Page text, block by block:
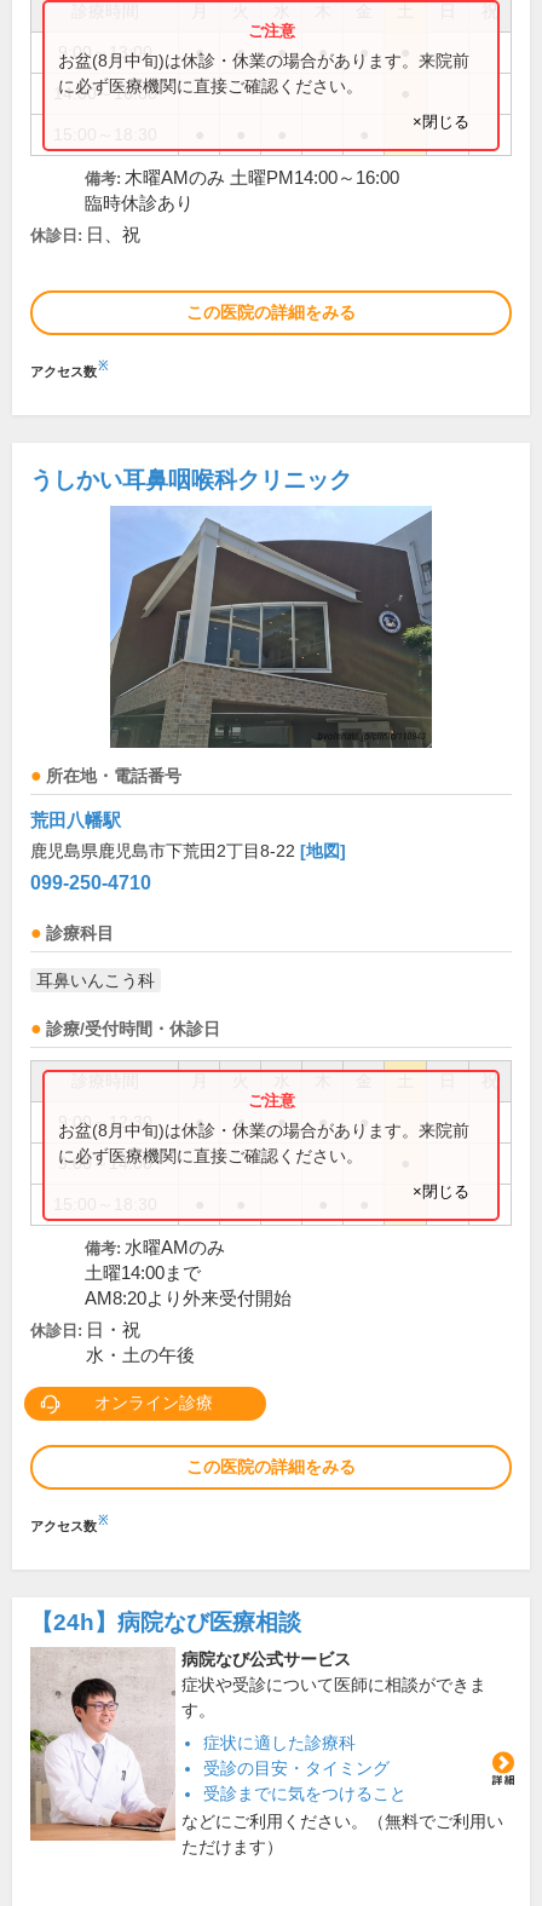
祝
9:00～13:00 ● ● ● ● ●
14:00～16:00
お盆(8月中旬)は休診・休業の場合があります。来院前
に必ず医療機関に直接ご確認ください。
×閉じる
備考: 木曜AMのみ 土曜PM14:00～16:00
臨時休診あり
休診日: 日、祝
この医院の詳細をみる
アクセス数※
うしかい耳鼻咽喉科クリニック
所在地・電話番号
荒田八幡駅
鹿児島県鹿児島市下荒田2丁目8-22 [地図]
099-250-4710
診療科目
耳鼻いんこう科
診療/受付時間・休診日
祝
9:00～12:30 ● ● ● ● ●
9:00～14:00
お盆(8月中旬)は休診・休業の場合があります。来院前
に必ず医療機関に直接ご確認ください。
×閉じる
備考: 水曜AMのみ
土曜14:00まで
AM8:20より外来受付開始
休診日: 日・祝
水・土の午後
オンライン診療
この医院の詳細をみる
アクセス数※
【24h】 病院なび医療相談
病院なび公式サービス
症状や受診について医師に相談ができま
す。
症状に適した診療科
受診の目安・タイミング
受診までに気をつけること
などにご利用ください。（無料でご利用い
ただけます）